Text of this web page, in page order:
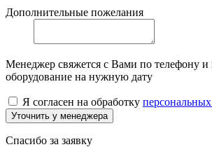
Дополнительные пожелания
Менеджер свяжется с Вами по телефону и
оборудование на нужную дату
Я согласен на обработку
Уточнить у менеджера
Спасибо за заявку